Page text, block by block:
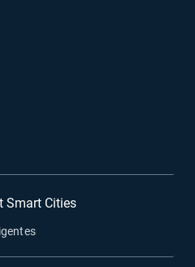
nouvelle fenêtre
une nouvelle fenêtre
Smart Cities